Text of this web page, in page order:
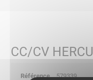
CC/CV
579339